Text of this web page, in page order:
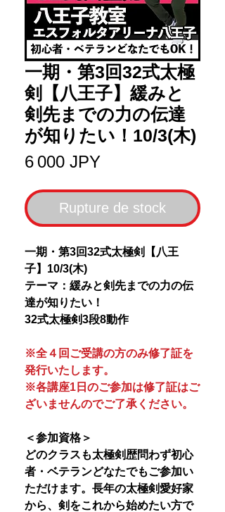
一期・第3回32式太極
剣【八王子】緩みと
剣先までの力の伝達
が知りたい！10/3(木)
6 000 JPYPrix
Rupture de stock
一期・第3回32式太極剣【八王
子】10/3(木)
テーマ：緩みと剣先までの力の伝
達が知りたい！
32式太極剣3段8動作
※全４回ご受講の方のみ修了証を
発行いたします。
※各講座1日のご参加は修了証はご
ざいませんのでご了承ください。
＜参加資格＞
どのクラスも太極剣歴問わず初心
者・ベテランどなたでもご参加い
ただけます。長年の太極剣愛好家
から、剣をこれから始めたい方で